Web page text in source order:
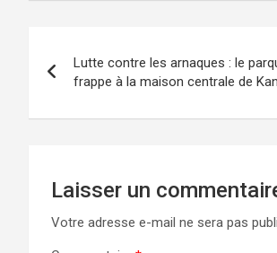
de
l’article
Lutte contre les arnaques : le
frappe à la maison centrale de
Laisser un
Votre adresse e-mail ne sera pas